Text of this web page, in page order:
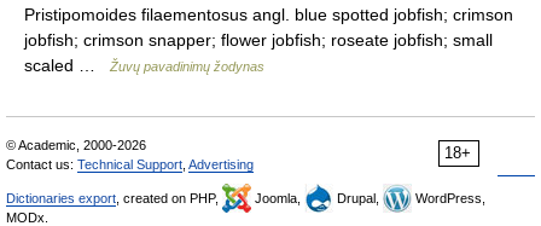
Pristipomoides filaementosus angl. blue spotted jobfish; crimson
jobfish; crimson snapper; flower jobfish; roseate jobfish; small
scaled …
Žuvų pavadinimų žodynas
18+
© Academic, 2000-2026
Contact us: Technical Support Advertising
Dictionaries export , created on PHP, Joomla, Drupal,
WordPress,
MODx.